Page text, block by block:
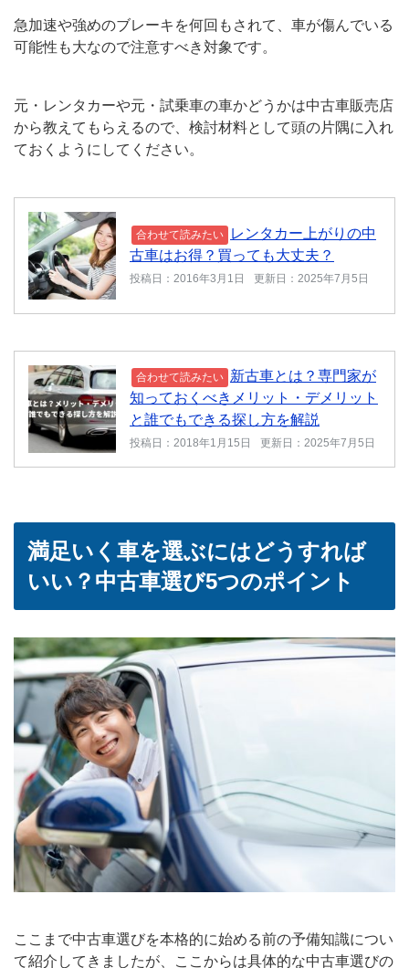
急加速や強めのブレーキを何回もされて、車が傷んでいる
可能性も大なので注意すべき対象です。
元・レンタカーや元・試乗車の車かどうかは中古車販売店
から教えてもらえるので、検討材料として頭の片隅に入れ
ておくようにしてください。
合わせて読みたい
レンタカー上がりの中
古車はお得？買っても大丈夫？
投稿日：2016年3月1日 更新日：2025年7月5日
合わせて読みたい 新古車とは？専門家が
知っておくべきメリット・デメリット
と誰でもできる探し方を解説
投稿日：2018年1月15日 更新日：2025年7月5日
満足いく車を選ぶにはどうすれば
いい？中古車選び5つのポイント
ここまで中古車選びを本格的に始める前の予備知識につい
て紹介してきましたが、ここからは具体的な中古車選びの